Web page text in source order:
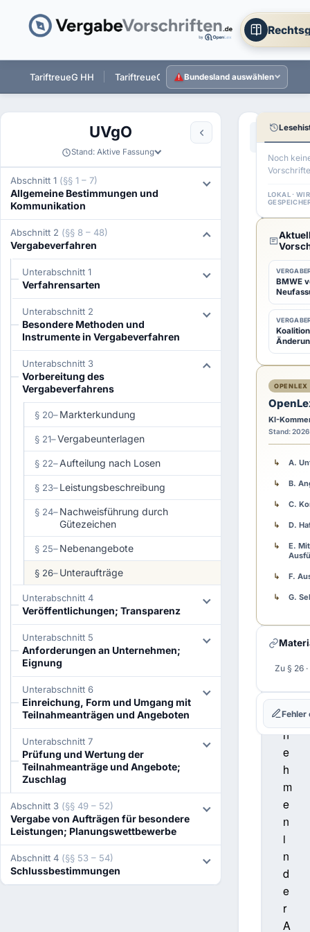
TariftreueG HH TariftreueG NI TariftreueG HE
Bundesland auswählen
UVgO
Stand: Aktive Fassung
Abschnitt 1 (§§ 1 – 7)
Allgemeine Bestimmungen und
Kommunikation
Abschnitt 2 (§§ 8 – 48)
Vergabeverfahren
Unterabschnitt 1
Verfahrensarten
Unterabschnitt 2
Besondere Methoden und
Instrumente in Vergabeverfahren
Unterabschnitt 3
Vorbereitung des
Vergabeverfahrens
§ 20–Markterkundung
§ 21–Vergabeunterlagen
§ 22–Aufteilung nach Losen
§ 23–Leistungsbeschreibung
§ 24–Nachweisführung durch
Gütezeichen
§ 25–Nebenangebote
§ 26–Unteraufträge
Unterabschnitt 4
Veröffentlichungen; Transparenz
Unterabschnitt 5
Anforderungen an Unternehmen;
Eignung
Unterabschnitt 6
Einreichung, Form und Umgang mit
Teilnahmeanträgen und Angeboten
Unterabschnitt 7
Prüfung und Wertung der
Teilnahmeanträge und Angebote;
Zuschlag
Abschnitt 3 (§§ 49 – 52)
Vergabe von Aufträgen für besondere
Leistungen; Planungswettbewerbe
Abschnitt 4 (§§ 53 – 54)
Schlussbestimmungen
Aa
26
UVgO
(1) 1
D
e
r
A
u
f
t
r
e
b
e
a
n
U
n
e
r
n
e
h
m
e
n
i
n
d
e
r
A
Noch
LOKAL ·
BMWE
OPENLEX
KI-
Stand: 2026
A.
B.
C.
D.
E.
F.
G.
I.
J.
K.
und
L.
M.
Zu § 26
Fehler